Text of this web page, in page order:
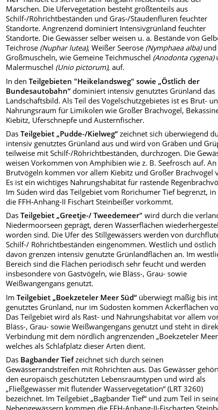
Marschen. Die Ufervegetation besteht größtenteils aus
Schilf-/Röhrichtbeständen und Gras-/Staudenfluren feuchter
Standorte. Angrenzend dominiert Intensivgrünland feuchter
Standorte. Die Gewässer selber weisen u. a. Bestände von
Teichrose (Nuphar lutea), Weißer Seerose (Nymphaea alba)und
Großmuscheln, wie Gemeine Teichmuschel (Anodonta cygena)
Malermuschel (Unio pictorum), auf.
In denTeilgebieten "Heikelandsweg" sowie „Östlich der
Bundesautobahn“ dominiert intensiv genutztes Grünland das
Landschaftsbild. Als Teil des Vogelschutzgebietes ist es Brut-
Nahrungsraum für Limikolen wie Großer Brachvogel,
Kiebitz, Uferschnepfe und Austernfischer.
DasTeilgebiet „Pudde-/Kielweg“ zeichnet sich überwiegend
intensiv genutztes Grünland aus und wird von Gräben und
teilweise mit Schilf-/Röhrichtbeständen, durchzogen. Die
weisen Vorkommen von Amphibien wie z. B. Seefroschauf. An
Brutvögeln kommen vor allem Kiebitz und Großer Brachvogel
Es ist ein wichtiges Nahrungshabitat für rastende
Im Süden wird das Teilgebiet vom Rorichumer Tief begrenzt,
die FFH-Anhang-II Fischart Steinbeißervorkommt.
DasTeilgebiet „Greetje-/ Tweedemeer" wird durch die
Niedermoorseen geprägt, deren Wasserflächen
worden sind. Die Ufer des Stillgewässers werden von
Schilf-/ Röhrichtbeständen eingenommen. Westlich und östlich
davon grenzen intensiv genutzte Grünlandflächen an. Im
Bereich sind die Flächen periodisch sehr feucht und werden
insbesondere von Gastvögeln, wie Bläss-, Grau- sowie
Weißwangengans genutzt.
ImTeilgebiet „Boekzeteler Meer Süd“ überwiegt mäßig bis
genutztes Grünland, nur im Südosten kommen Ackerflächen
Das Teilgebiet wird als Rast- und Nahrungshabitat vor allem
Bläss-, Grau-sowie Weißwangengans genutzt und steht in
Verbindung mit dem nördlich angrenzenden „Boekzeteler
welches als Schlafplatz dieser Arten dient.
Das Bagbander Tiefzeichnet sich durch seinen
Gewässerrandstreifen mit Röhrichten aus. Das Gewässer
den europäisch geschützten Lebensraumtypen und wird als
„Fließgewässer mit flutender Wasservegetation“ (LRT 3260)
bezeichnet. Im Teilgebiet „Bagbander Tief“ und zum Teil in